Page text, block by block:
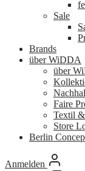
Sale
Brands
über WiDDA
über
Faire
Textil
Store
Berlin
Anmelden